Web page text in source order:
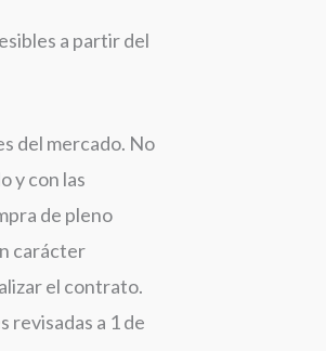
a partir del
del mercado. No
y con las
de pleno
carácter
el contrato.
revisadas a 1 de